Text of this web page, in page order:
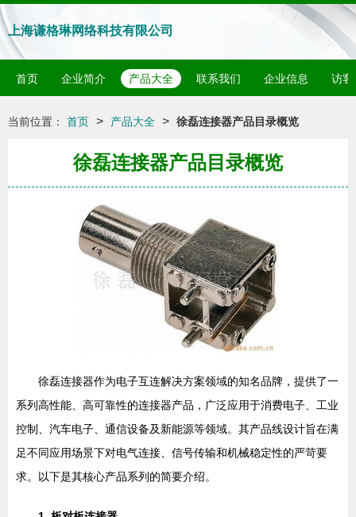
上海谦格琳网络科技有限公司
首页 企业简介 产品大全 联系我们 企业信息 访客
当前位置： 首页 > 产品大全 > 徐磊连接器产品目录概览
徐磊连接器产品目录概览
徐磊连接器作为电子互连解决方案领域的知名品牌，提供了一
系列高性能、高可靠性的连接器产品，广泛应用于消费电子、工业
控制、汽车电子、通信设备及新能源等领域。其产品线设计旨在满
足不同应用场景下对电气连接、信号传输和机械稳定性的严苛要
求。以下是其核心产品系列的简要介绍。